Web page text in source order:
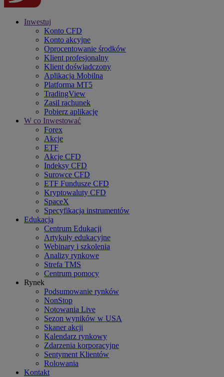
Inwestuj
Konto CFD
Konto akcyjne
Oprocentowanie środków
Klient profesjonalny
Klient doświadczony
Aplikacja Mobilna
Platforma MT5
TradingView
Zasil rachunek
Pobierz aplikację
W co Inwestować
Forex
Akcje
ETF
Akcje CFD
Indeksy CFD
Surowce CFD
ETF Fundusze CFD
Kryptowaluty CFD
SpaceX
Specyfikacja instrumentów
Edukacja
Centrum Edukacji
Artykuły edukacyjne
Webinary i szkolenia
Analizy rynkowe
Strefa TMS
Centrum pomocy
Rynek
Podsumowanie rynków
NonStop
Notowania Live
Sezon wyników w USA
Skaner akcji
Kalendarz rynkowy
Zdarzenia korporacyjne
Sentyment Klientów
Rolowania
Kontakt